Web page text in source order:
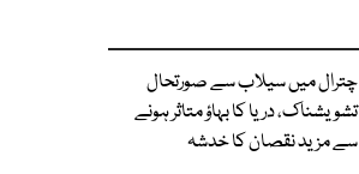
چترال میں سیلاب سے صورتحال
تشویشناک، دریا کا بہاؤ متاثر ہونے
سے مزید نقصان کا خدشہ